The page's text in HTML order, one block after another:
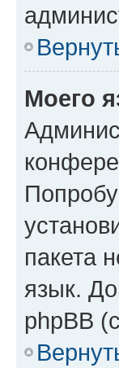
Моего
пакета
язык.
phpBB